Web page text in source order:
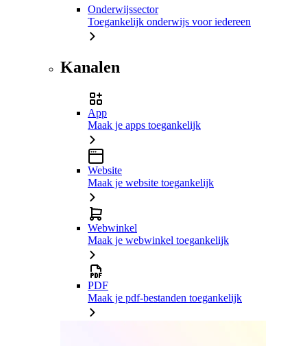
Onderwijssector
Toegankelijk onderwijs voor iedereen
Kanalen
App
Maak je apps toegankelijk
Website
Maak je website toegankelijk
Webwinkel
Maak je webwinkel toegankelijk
PDF
Maak je pdf-bestanden toegankelijk